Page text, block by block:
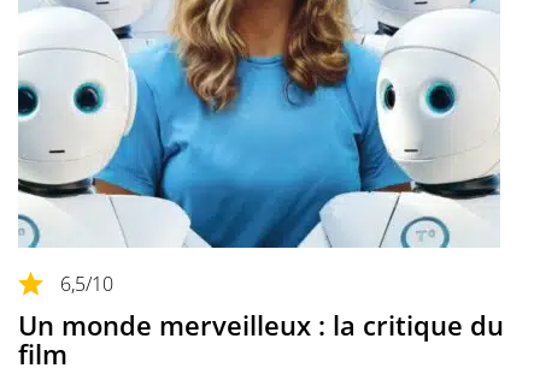
6,5/10
Un monde merveilleux : la critique du
film